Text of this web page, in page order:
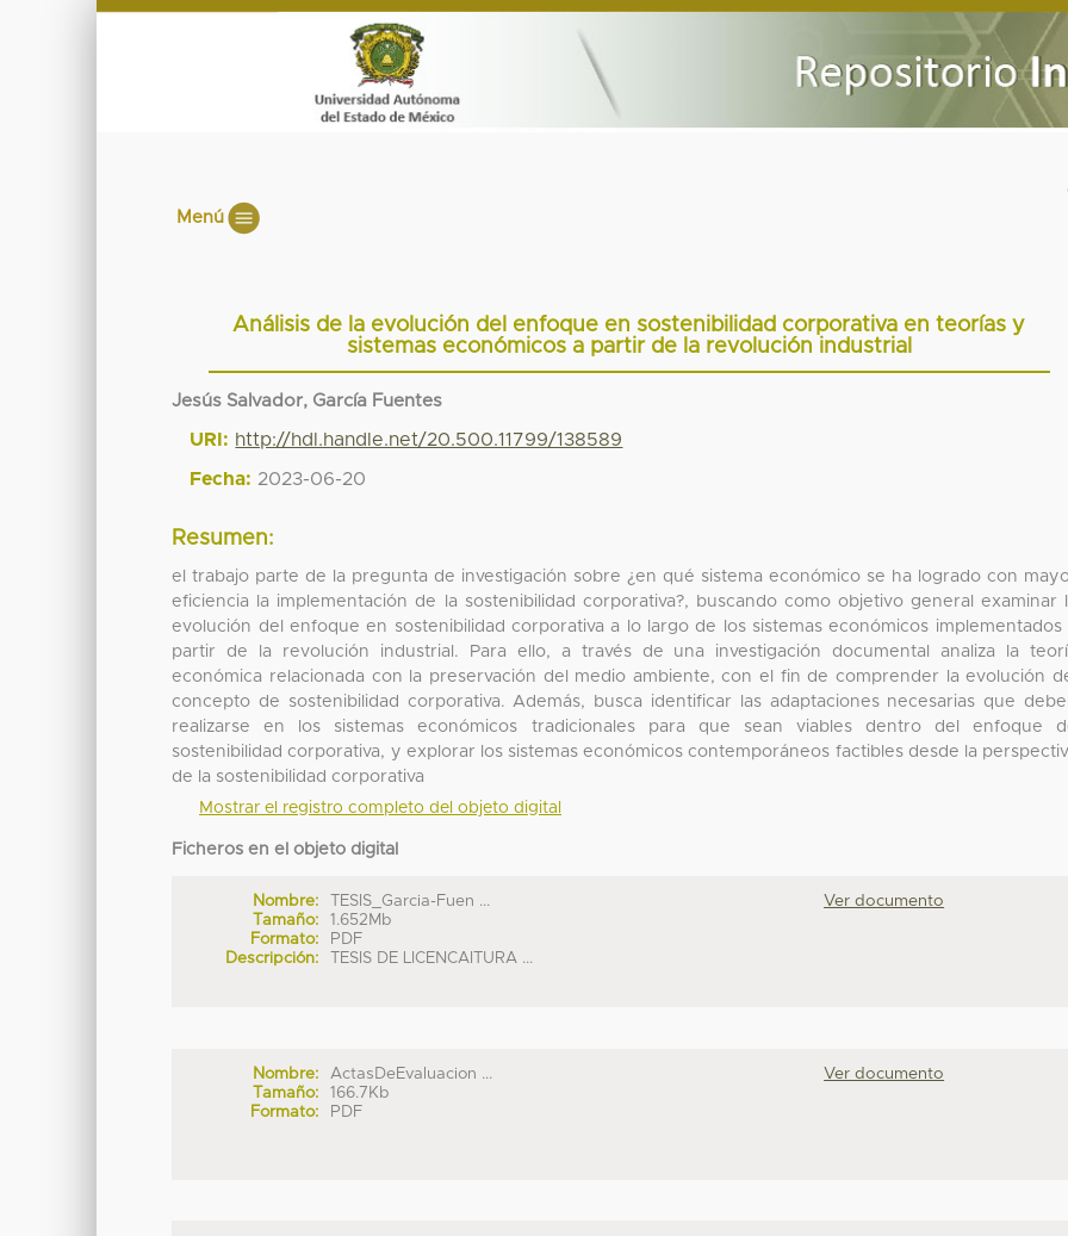
Menú
Análisis de la evolución del enfoque en sostenibilidad corporativa en teorías y
sistemas económicos a partir de la revolución industrial
Jesús Salvador, García Fuentes
URI: http://hdl.handle.net/20.500.11799/138589
Fecha: 2023-06-20
Resumen:
el trabajo parte de la pregunta de investigación sobre ¿en qué sistema económico se ha logrado con
eficiencia la implementación de la sostenibilidad corporativa?, buscando como objetivo general examinar
evolución del enfoque en sostenibilidad corporativa a lo largo de los sistemas económicos implementados
partir de la revolución industrial. Para ello, a través de una investigación documental analiza la
económica relacionada con la preservación del medio ambiente, con el fin de comprender la evolución
concepto de sostenibilidad corporativa. Además, busca identificar las adaptaciones necesarias que
realizarse en los sistemas económicos tradicionales para que sean viables dentro del enfoque
sostenibilidad corporativa, y explorar los sistemas económicos contemporáneos factibles desde la
de la sostenibilidad corporativa
Mostrar el registro completo del objeto digital
Ficheros en el objeto digital
Nombre:
TESIS_Garcia-Fuen ...
Tamaño:
1.652Mb
Formato:
PDF
Descripción:
TESIS DE LICENCAITURA ...
Ver documento
Nombre:
ActasDeEvaluacion ...
Tamaño:
166.7Kb
Formato:
PDF
Ver documento